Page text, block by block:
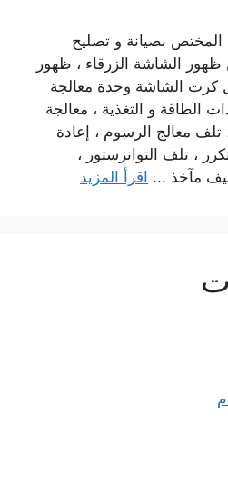
المختص بصيانة و تصليح
ظهور الشاشة الزرقاء ، ظهور
كرت الشاشة وحدة معالجة
الطاقة و التغذية ، معالجة
تلف معالج الرسوم ، إعادة
، تلف التوانزستور ،
مآخذ ... اقرأ المزيد